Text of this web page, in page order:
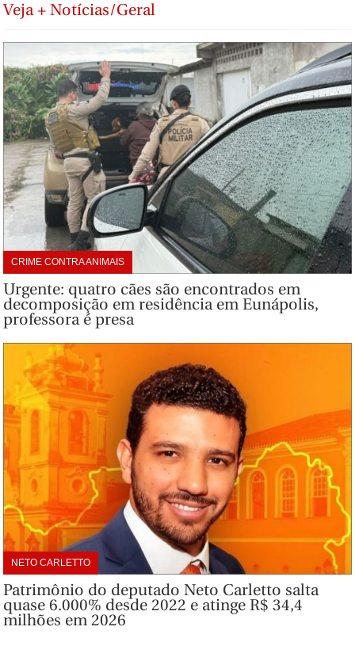
Veja + Notícias/Geral
CRIME CONTRA ANIMAIS
Urgente: quatro cães são encontrados em
decomposição em residência em Eunápolis,
professora é presa
NETO CARLETTO
Patrimônio do deputado Neto Carletto salta
quase 6.000% desde 2022 e atinge R$ 34,4
milhões em 2026